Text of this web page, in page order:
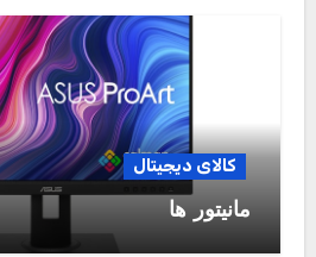
کالای دیجیتال
مانیتور ها